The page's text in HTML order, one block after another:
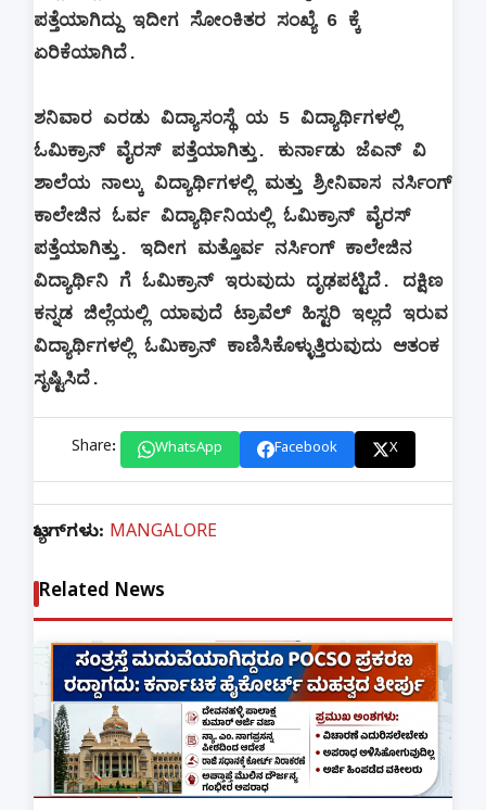
ಪತ್ತೆಯಾಗಿದ್ದು ಇದೀಗ ಸೋಂಕಿತರ ಸಂಖ್ಯೆ 6 ಕ್ಕೆ
ಏರಿಕೆಯಾಗಿದೆ.
ಶನಿವಾರ ಎರಡು ವಿದ್ಯಾಸಂಸ್ಥೆ ಯ 5 ವಿದ್ಯಾರ್ಥಿಗಳಲ್ಲಿ
ಓಮಿಕ್ರಾನ್ ವೈರಸ್ ಪತ್ತೆಯಾಗಿತ್ತು. ಕುರ್ನಾಡು ಜೆಎನ್ ವಿ
ಶಾಲೆಯ ನಾಲ್ಕು ವಿದ್ಯಾರ್ಥಿಗಳಲ್ಲಿ ಮತ್ತು ಶ್ರೀನಿವಾಸ ನರ್ಸಿಂಗ್
ಕಾಲೇಜಿನ ಓರ್ವ ವಿದ್ಯಾರ್ಥಿನಿಯಲ್ಲಿ ಓಮಿಕ್ರಾನ್ ವೈರಸ್
ಪತ್ತೆಯಾಗಿತ್ತು. ಇದೀಗ ಮತ್ತೊರ್ವ ನರ್ಸಿಂಗ್ ಕಾಲೇಜಿನ
ವಿದ್ಯಾರ್ಥಿನಿ ಗೆ ಓಮಿಕ್ರಾನ್ ಇರುವುದು ದೃಢಪಟ್ಟಿದೆ. ದಕ್ಷಿಣ
ಕನ್ನಡ ಜಿಲ್ಲೆಯಲ್ಲಿ ‌ಯಾವುದೆ ಟ್ರಾವೆಲ್ ಹಿಸ್ಟರಿ ಇಲ್ಲದೆ ಇರುವ
ವಿದ್ಯಾರ್ಥಿಗಳಲ್ಲಿ ಓಮಿಕ್ರಾನ್ ಕಾಣಿಸಿಕೊಳ್ಳುತ್ತಿರುವುದು ಆತಂಕ
ಸೃಷ್ಟಿಸಿದೆ.
Share: WhatsApp Facebook X
ಟ್ಯಾಗ್‌ಗಳು: MANGALORE
Related News